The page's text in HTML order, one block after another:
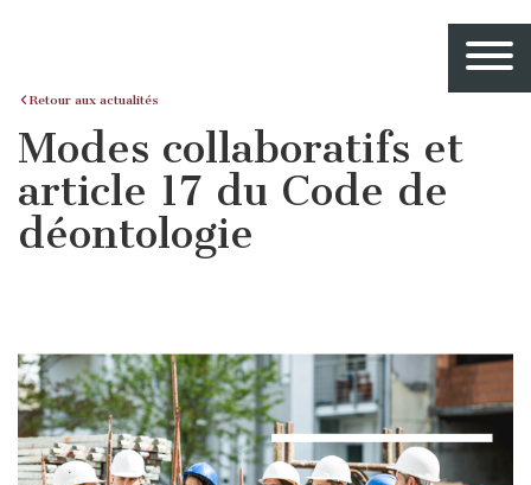
Retour aux actualités
Modes collaboratifs et
article 17 du Code de
déontologie